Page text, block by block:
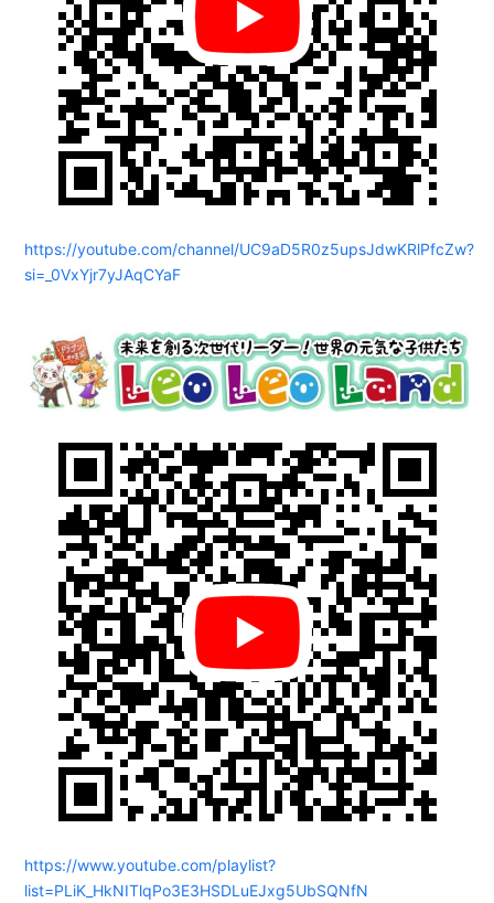
https://youtube.com/channel/UC9aD5R0z5upsJdwKRlPfcZw?
si=_0VxYjr7yJAqCYaF
https://www.youtube.com/playlist?
list=PLiK_HkNITlqPo3E3HSDLuEJxg5UbSQNfN